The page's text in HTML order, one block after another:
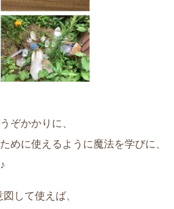
ぞかかりに、
めに使えるように魔法を学びに、
して使えば、